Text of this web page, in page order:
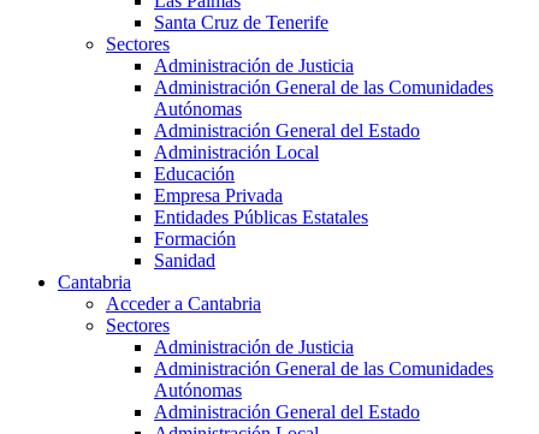
Santa Cruz de Tenerife
Sectores
Administración de Justicia
Administración General de las Comunidades
Autónomas
Administración General del Estado
Administración Local
Educación
Empresa Privada
Entidades Públicas Estatales
Formación
Sanidad
Cantabria
Acceder a Cantabria
Sectores
Administración de Justicia
Administración General de las Comunidades
Autónomas
Administración General del Estado